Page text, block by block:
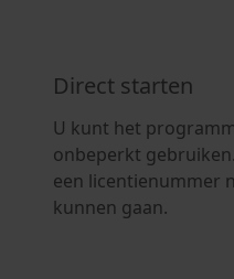
Direct starten
U kunt het
onbeperkt
een licentienummer
kunnen gaan.